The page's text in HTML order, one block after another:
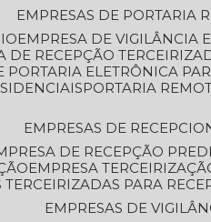
EMPRESAS DE PORTARIA
EMPRESA DE VIGILÂNCIA
DE RECEPÇÃO
PORTARIA ELETRÔNICA
PORTARIA
EMPRESAS DE
DE RECEPÇÃO
EMPRESA
TERCEIRIZADAS PARA
EMPRESAS DE